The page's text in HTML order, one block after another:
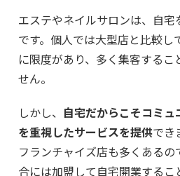
エステやネイルサロンは、自
です。個人では大型店と比較し
に限度があり、多く集客するこ
せん。
しかし、 自宅だからこそコミ
を重視したサービスを提供でき
フランチャイズ店も多くある
合には加盟して自宅開業するこ